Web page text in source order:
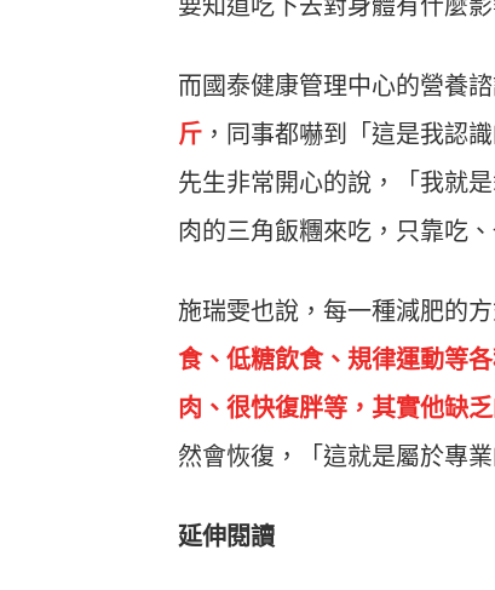
要知道吃下去對身體有什麼
而國泰健康管理中心的營養諮
斤 ，同事都嚇到「這是我認
先生非常開心的說，「我就
肉的三角飯糰來吃，只靠吃
施瑞雯也說，每一種減肥的
食、低糖飲食、規律運動等
肉、很快復胖等，其實他缺
然會恢復，「這就是屬於專
延伸閱讀